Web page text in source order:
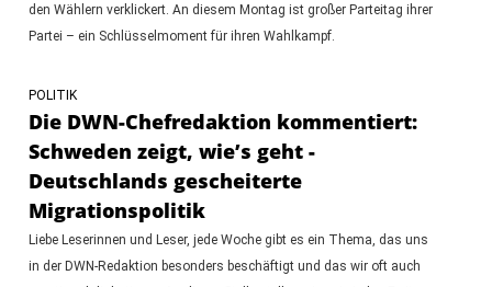
den Wählern verklickert. An diesem Montag ist großer Parteitag ihrer
Partei – ein Schlüsselmoment für ihren Wahlkampf.
POLITIK
Die DWN-Chefredaktion kommentiert:
Schweden zeigt, wie’s geht -
Deutschlands gescheiterte
Migrationspolitik
Liebe Leserinnen und Leser, jede Woche gibt es ein Thema, das uns
in der DWN-Redaktion besonders beschäftigt und das wir oft auch